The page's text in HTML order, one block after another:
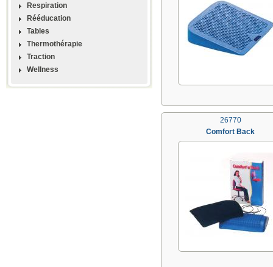
Respiration
Rééducation
Tables
Thermothérapie
Traction
Wellness
26770
Comfort Back